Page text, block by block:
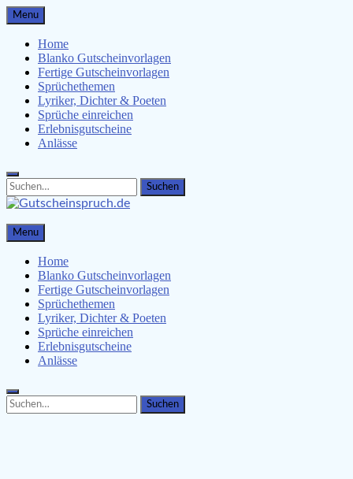
Skip
to
content
Menu
Home
Blanko Gutscheinvorlagen
Fertige Gutscheinvorlagen
Sprüchethemen
Lyriker, Dichter & Poeten
Sprüche einreichen
Erlebnisgutscheine
Anlässe
Search
for:
Search
Gutscheinspruch.de
Gutscheinsprüche & Gutscheinvorlagen finden
Menu
Home
Blanko Gutscheinvorlagen
Fertige Gutscheinvorlagen
Sprüchethemen
Lyriker, Dichter & Poeten
Sprüche einreichen
Erlebnisgutscheine
Anlässe
Search
for:
Search